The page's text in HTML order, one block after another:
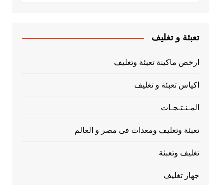
تعبئة و تغليف
ارخص ماكينة تعبئة وتغليف
اكياس تعبئة و تغليف
المـنـتـجـات
تعبئة وتغليف ومعدات فى مصر و العالم
تغليف وتعبئة
جهاز تغليف